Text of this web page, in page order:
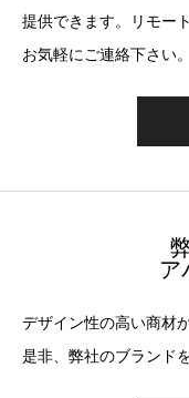
提供できます。リモー
お気軽にご連絡下さい。
ア
デザイン性の高い商材
是非、弊社のブランド